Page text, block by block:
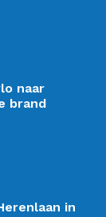
naar
brand
in